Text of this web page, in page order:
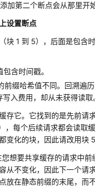
加第二个断点会从那里
设置断点
块 1 到 5），后面是包含
含时间戳。
前缀哈希值不同。回溯遍
入费用，却从未获得读取
存它。它找到的是先前
，每个后续请求都会读取
变化的块，因此请改用块
您想要共享缓存的请求中
从不变化，因此下一个
放在静态前缀的末尾，而